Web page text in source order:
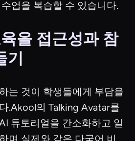
업을 복습할 수 있습니다.
을 접근성과 참
기
는 것이 학생들에게 부담을
.Akool의 Talking Avatar를
튜토리얼을 간소화하고 일
며 실제와 같은 다국어 비